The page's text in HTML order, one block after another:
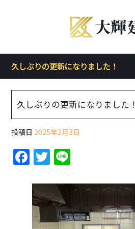
久しぶりの更新になりました！
久しぶりの更新になりました！
投稿日 2025年2月3日
F
a
c
e
b
T
w
itt
er
e